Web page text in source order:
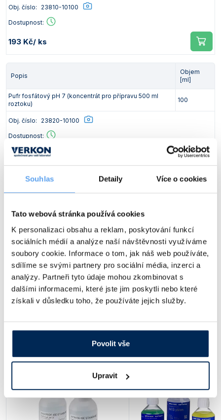
Souhlas Detaily Více o cookies
Tato webová stránka používá cookies
K personalizaci obsahu a reklam, poskytování funkcí
sociálních médií a analýze naší návštěvnosti využíváme
soubory cookie. Informace o tom, jak náš web používáte,
sdílíme se svými partnery pro sociální média, inzerci a
analýzy. Partneři tyto údaje mohou zkombinovat s
dalšími informacemi, které jste jim poskytli nebo které
získali v důsledku toho, že používáte jejich služby.
Povolit vše
Upravit
Obj. číslo: 23810-10100
Dostupnost:
193 Kč/ ks
Popis
Objem
[ml]
Pufr fosfátový pH 7 (koncentrát pro přípravu 500 ml
roztoku)
100
Obj. číslo: 23820-10100
Dostupnost:
193 Kč/ ks
[ml]
Pufr borátový pH 9 (koncentrát pro přípravu 500 ml
roztoku)
Obj. číslo: 23830-10100
Dostupnost:
193 Kč/ ks
Ceny jsou uvedeny v Kč bez DPH.
Alternativy produktu a další produkty z kapitoly
Vlastnosti skla a porcelánu
Zkumavky
Zátky a uzávěry
Zkumavky a stojany
Vlastnosti plastů
Teploměry, vlhkoměry a další přístroje pro
měření prostředí (klimatu)
Titrátory
Turbidimetry (měření zákalu)
Vlhkostní analyzátory - váhy sušicí